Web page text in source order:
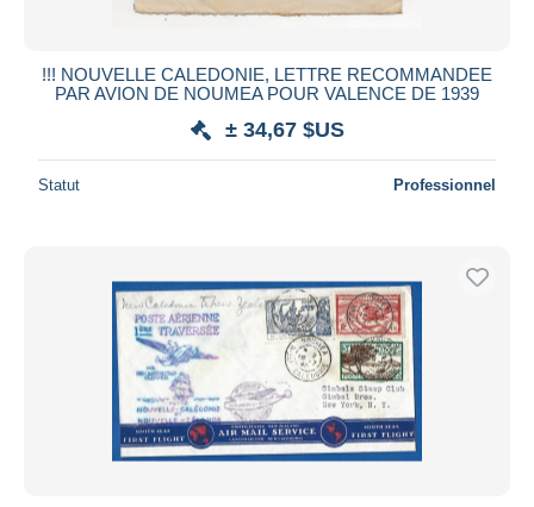
!!! NOUVELLE CALEDONIE, LETTRE RECOMMANDEE
PAR AVION DE NOUMEA POUR VALENCE DE 1939
± 34,67 $US
Statut Professionnel